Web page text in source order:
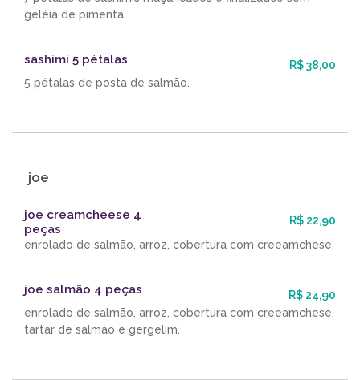
geléia de pimenta.
sashimi 5 pétalas
R$ 38,00
5 pétalas de posta de salmão.
joe
joe creamcheese 4
peças
R$ 22,90
enrolado de salmão, arroz, cobertura com creeamchese.
joe salmão 4 peças
R$ 24,90
enrolado de salmão, arroz, cobertura com creeamchese,
tartar de salmão e gergelim.